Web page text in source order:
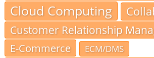
Cloud Computing
Customer Relationship
E-Commerce
ECM/DMS